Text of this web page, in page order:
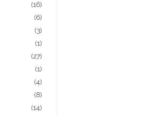
(16)
(6)
(3)
(1)
(27)
(1)
(4)
(8)
(14)